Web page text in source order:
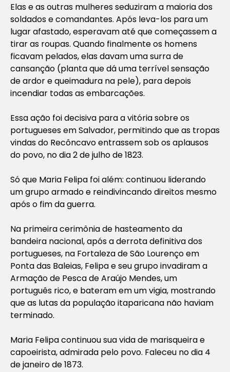
Elas e as outras mulheres seduziram a maioria dos
soldados e comandantes. Após leva-los para um
lugar afastado, esperavam até que começassem a
tirar as roupas. Quando finalmente os homens
ficavam pelados, elas davam uma surra de
cansanção (planta que dá uma terrível sensação
de ardor e queimadura na pele), para depois
incendiar todas as embarcações.
Essa ação foi decisiva para a vitória sobre os
portugueses em Salvador, permitindo que as tropas
vindas do Recôncavo entrassem sob os aplausos
do povo, no dia 2 de julho de 1823.
Só que Maria Felipa foi além: continuou liderando
um grupo armado e reindivincando direitos mesmo
após o fim da guerra.
Na primeira cerimônia de hasteamento da
bandeira nacional, após a derrota definitiva dos
portugueses, na Fortaleza de São Lourenço em
Ponta das Baleias, Felipa e seu grupo invadiram a
Armação de Pesca de Araújo Mendes, um
português rico, e bateram em um vigia, mostrando
que as lutas da população itaparicana não haviam
terminado.
Maria Felipa continuou sua vida de marisqueira e
capoeirista, admirada pelo povo. Faleceu no dia 4
de janeiro de 1873.